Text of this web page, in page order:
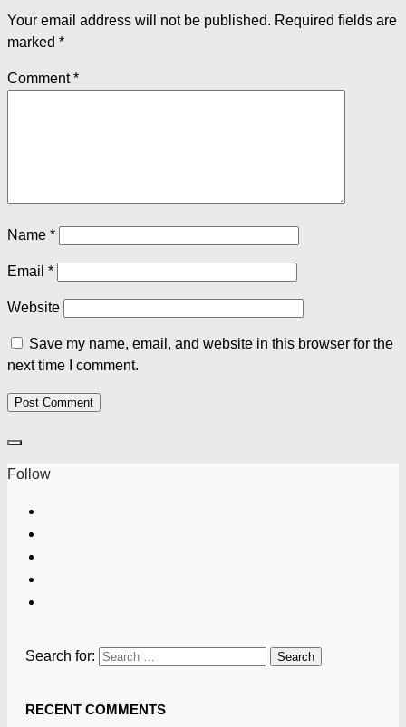
Your email address will not be published. Required fields are
marked *
Comment*
Name *
Email *
Website
Save my name, email, and website in this browser for the
next time I comment.
Follow
Search for:
RECENT COMMENTS